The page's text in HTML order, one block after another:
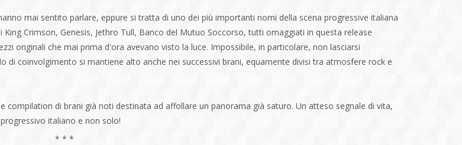
mai sentito parlare, eppure si tratta di uno dei più importanti nomi della scena progressive italiana
Crimson, Genesis, Jethro Tull, Banco del Mutuo Soccorso, tutti omaggiati in questa release
originali che mai prima d'ora avevano visto la luce. Impossibile, in particolare, non lasciarsi
coinvolgimento si mantiene alto anche nei successivi brani, equamente divisi tra atmosfere rock e
di brani già noti destinata ad affollare un panorama già saturo. Un atteso segnale di vita,
italiano e non solo!
* * *